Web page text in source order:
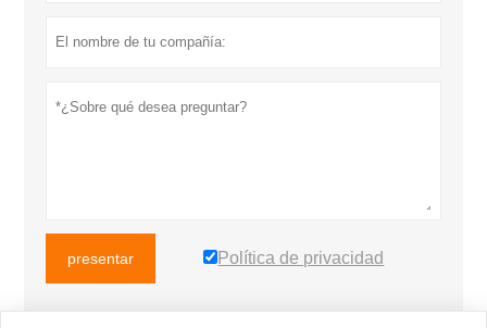
presentar Política de privacidad